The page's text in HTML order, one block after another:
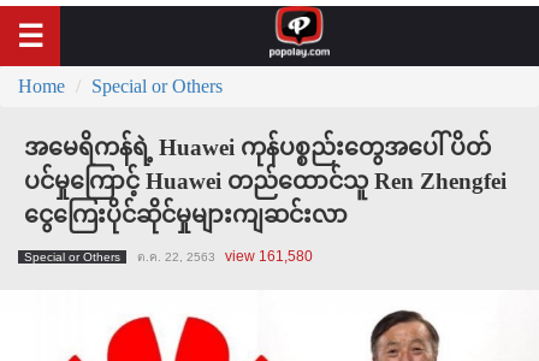
Home Special or Others
အမေရိကန်ရဲ့ Huawei ကုန်ပစ္စည်းတွေအပေါ် ပိတ်
ပင်မှုကြောင့် Huawei တည်ထောင်သူ Ren Zhengfei
ငွေကြေးပိုင်ဆိုင်မှုများကျဆင်းလာ
Special or Others ต.ค. 22, 2563 view 161,580